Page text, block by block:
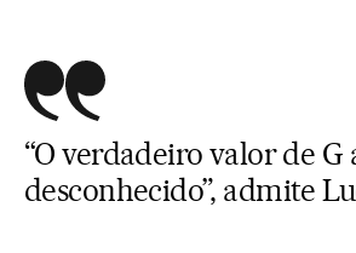
“O verdadeiro valor de G
desconhecido”, admite